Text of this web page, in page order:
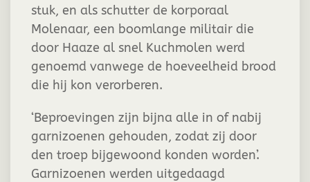
stuk, en als schutter de korporaal
Molenaar, een boomlange militair die
door Haaze al snel Kuchmolen werd
genoemd vanwege de hoeveelheid brood
die hij kon verorberen.
‘Beproevingen zijn bijna alle in of nabij
garnizoenen gehouden, zodat zij door
den troep bijgewoond konden worden’.
Garnizoenen werden uitgedaagd